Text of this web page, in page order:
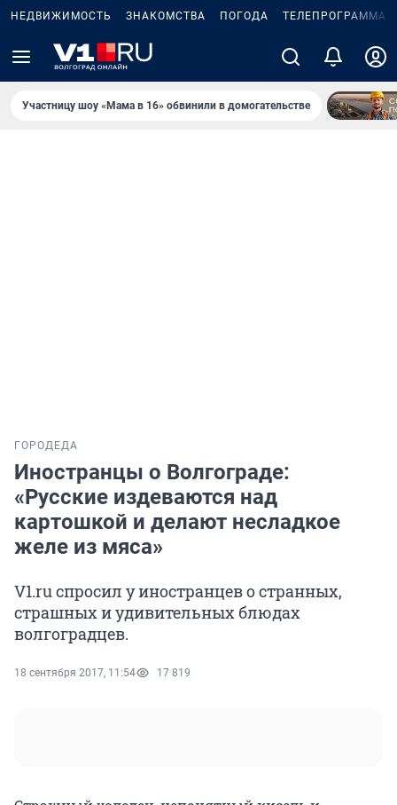
НЕДВИЖИМОСТЬ ЗНАКОМСТВА ПОГОДА ТЕЛЕПРОГРАММА
Участницу шоу «Мама в 16» обвинили в домогательстве
ГОРОД ЕДА
Иностранцы о Волгограде:
«Русские издеваются над
картошкой и делают несладкое
желе из мяса»
V1.ru спросил у иностранцев о странных,
страшных и удивительных блюдах
волгоградцев.
18 сентября 2017, 11:54 17 819